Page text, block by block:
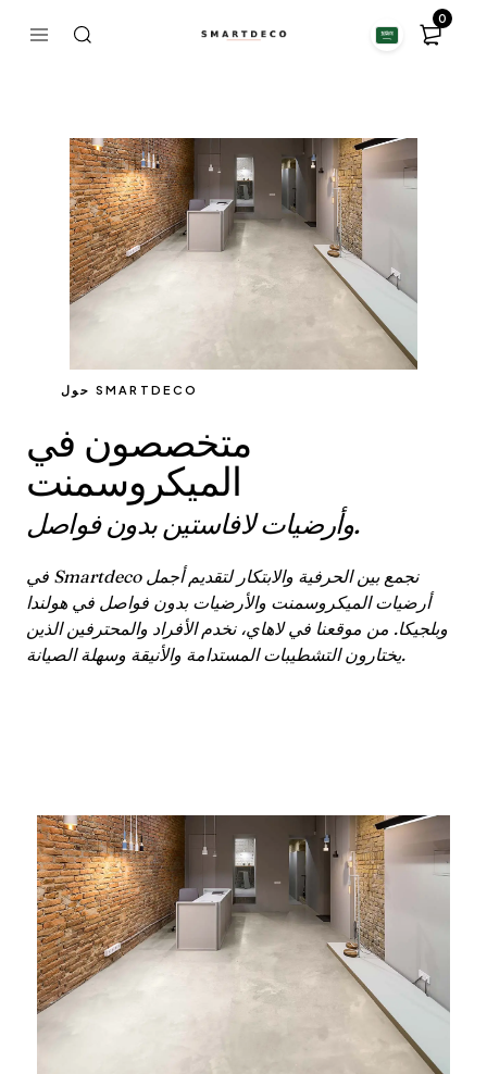
0
حول SMARTDECO
متخصصون في
الميكروسمنت
وأرضيات لافاستين بدون فواصل.
في Smartdeco نجمع بين الحرفية والابتكار لتقديم أجمل
أرضيات الميكروسمنت والأرضيات بدون فواصل في هولندا
وبلجيكا. من موقعنا في لاهاي، نخدم الأفراد والمحترفين الذين
يختارون التشطيبات المستدامة والأنيقة وسهلة الصيانة.